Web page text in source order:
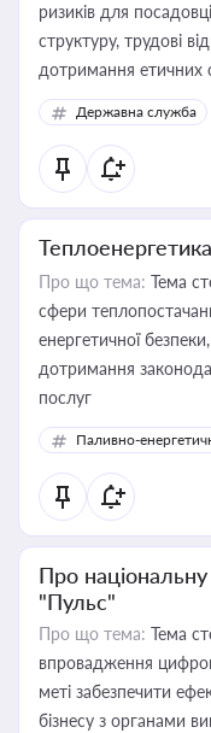
ризиків для
структуру, трудові
дотримання етичних
Державна служба
Теплоенергетика
Про що тема: Тема
сфери
енергетичної
дотримання
послуг
Паливно-
Про
"Пульс"
Про що тема: Тема
впровадження
меті забезпечити
бізнесу з органами